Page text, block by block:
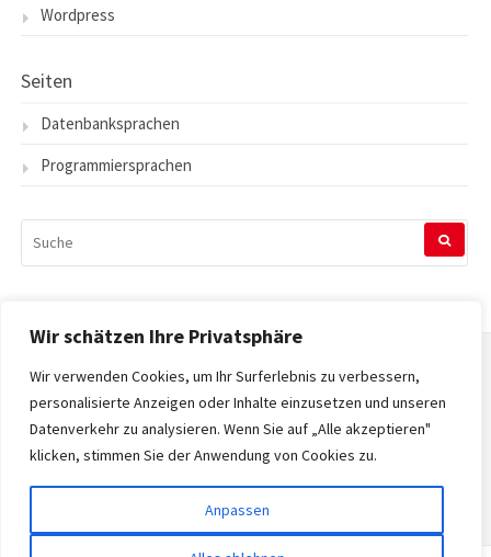
Wir schätzen Ihre Privatsphäre
Wir verwenden Cookies, um Ihr Surferlebnis zu verbessern,
personalisierte Anzeigen oder Inhalte einzusetzen und unseren
Datenverkehr zu analysieren. Wenn Sie auf „Alle akzeptieren"
klicken, stimmen Sie der Anwendung von Cookies zu.
Anpassen
Wordpress
Seiten
Datenbanksprachen
Programmiersprachen
NACH:
Startseite
Datenschutzerklärung